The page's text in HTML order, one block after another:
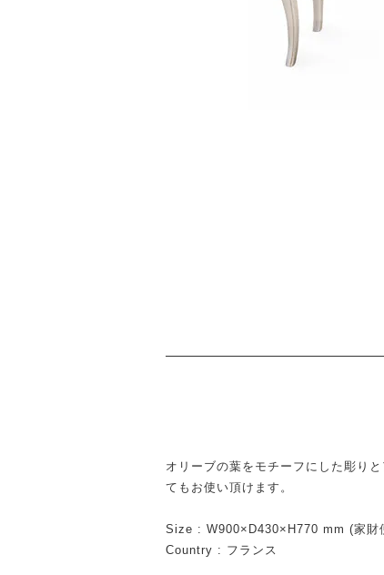
オリーブの葉をモチーフにした彫り
てもお使い頂けます。
Size : W900×D430×H770 mm (家財
Country : フランス